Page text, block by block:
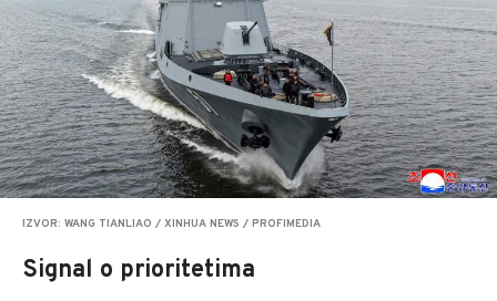
IZVOR: WANG TIANLIAO / XINHUA NEWS / PROFIMEDIA
Signal o prioritetima